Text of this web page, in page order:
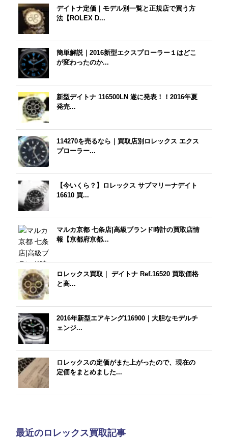
デイトナ定価｜モデル別一覧と正規店で買う方
法【ROLEX D...
簡単解説｜2016新型エクスプローラー１はどこ
が変わったのか...
新型デイトナ 116500LN 遂に発表！！2016年夏
発売...
114270を売るなら｜買取店別ロレックス エクス
プローラー...
【今いくら？】ロレックス サブマリーナデイト
16610 買...
マルカ京都 七条店|高級ブランド時計の買取店情
報【京都府京都...
ロレックス買取｜ デイトナ Ref.16520 買取価格
と高...
2016年新型エアキング116900｜大胆なモデルチ
ェンジ...
ロレックスの定価がまた上がったので、現在の
定価をまとめました...
最近のロレックス買取記事